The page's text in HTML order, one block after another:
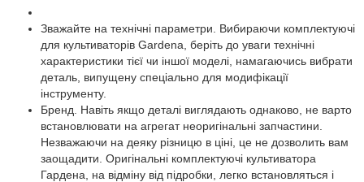
Зважайте на технічні параметри. Вибираючи комплектуючі
для культиваторів Gardena, беріть до уваги технічні
характеристики тієї чи іншої моделі, намагаючись вибрати
деталь, випущену спеціально для модифікації
інструменту.
Бренд. Навіть якщо деталі виглядають однаково, не варто
встановлювати на агрегат неоригінальні запчастини.
Незважаючи на деяку різницю в ціні, це не дозволить вам
заощадити. Оригінальні комплектуючі культиватора
Гардена, на відміну від підробки, легко встановляться і